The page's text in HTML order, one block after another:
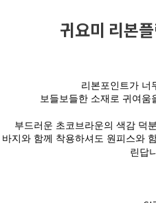
귀요미 리본
리본포인트가 너
보들보들한 소재로 귀여움
부드러운 초코브라운의 색감 덕
바지와 함께 착용하셔도 원피스와
린답